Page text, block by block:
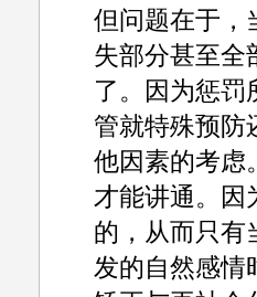
但问题在于，
失部分甚至全
了。因为惩罚
管就特殊预防
他因素的考虑
才能讲通。因
的，从而只有
发的自然感情